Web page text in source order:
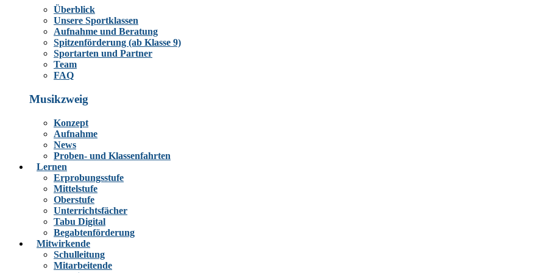
Überblick
Unsere Sportklassen
Aufnahme und Beratung
Spitzenförderung (ab Klasse 9)
Sportarten und Partner
Team
FAQ
Musikzweig
Konzept
Aufnahme
News
Proben- und Klassenfahrten
Lernen
Erprobungsstufe
Mittelstufe
Oberstufe
Unterrichtsfächer
Tabu Digital
Begabtenförderung
Mitwirkende
Schulleitung
Mitarbeitende